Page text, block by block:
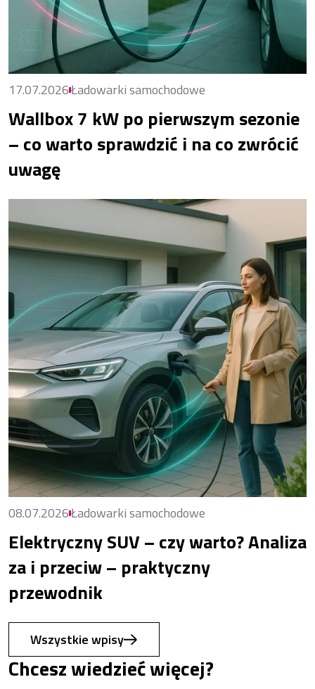
17.07.2026Ładowarki samochodowe
Wallbox 7 kW po pierwszym sezonie
– co warto sprawdzić i na co zwrócić
uwagę
08.07.2026Ładowarki samochodowe
Elektryczny SUV – czy warto? Analiza
za i przeciw – praktyczny
przewodnik
Wszystkie wpisy
Chcesz wiedzieć więcej?